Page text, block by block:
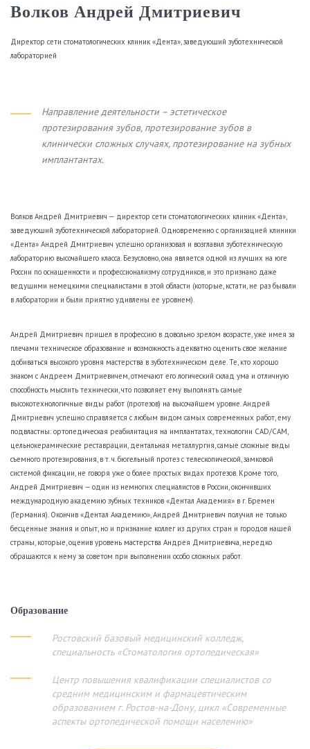
Волков Андрей Дмитриевич
Директор сети стоматологических клиник «Дента», заведующий зуботехнической
лабораторией
Направление деятельности – эстетическое
протезирования зубов, протезирование зубов в
клинически сложных случаях, протезирование на зубных
имплантантах.
Волков Андрей Дмитриевич — директор сети стоматологических клиник «Дента»,
заведующий зуботехнической лабораторией. Одновременно с организацией клиники
«Дента» Андрей Дмитриевич успешно организовал и возглавил зуботехническую
лабораторию высочайшего класса. Безусловно, она является одной из лучших на юге
России по оснащенности и профессионализму сотрудников, и это признано даже
ведущими немецкими специалистами в этой области (которые, кстати, не раз бывали
в лаборатории и были приятно удивлены ее уровнем).
Андрей Дмитриевич пришел в профессию в довольно зрелом возрасте, уже имея за
плечами техническое образование и возможность адекватно оценить свое желание
добиваться высокого уровня мастерства в зуботехническом деле. Те, кто хорошо
знаком с Андреем Дмитриевичем, отмечают его логический склад ума и отличную
способность мыслить технически, что позволяет ему выполнять самые
высокотехнологичные виды работ (протезов) на высочайшем уровне. Андрей
Дмитриевич успешно справляется с любым видом самых современных работ, ему
подвластны: ортопедическая реабилитация на имплантатах, технологии CAD/CAM,
цельнокерамические реставрации, дентальная металлургия, самые сложные виды
съемного протезирования, в т. ч. бюгельный протез с телескопической, замковой
системой фиксации, не говоря уже о более простых видах протезов. Кроме того,
Андрей Дмитриевич — один из немногих специалистов в России, окончивших
международную академию зубных техников «Дентал Академия» в г. Бремен
(Германия). Окончив «Дентал Академию», Андрей Дмитриевич получил не только
бесценные знания и опыт, но и признание коллег из других стран и городов нашей
страны, которые, оценив уровень мастерства Андрея Дмитриевича, нередко
обращаются к нему за советом при выполнении особо сложных работ.
Образование
Ростовский базовый медицинский колледж,
специальность «Стоматология ортопедическая»
Центр повышения квалификации специалистов со
средним медицинским и фармацевтическим
образованием г. Ростов-на-Дону, цикл «Современные
аспекты ортопедической помощи населению»